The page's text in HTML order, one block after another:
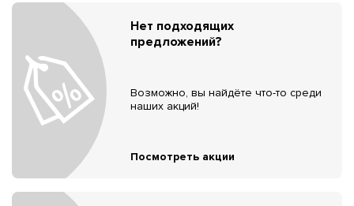
Нет подходящих
предложений?
Возможно, вы найдёте что-то среди
наших акций!
Посмотреть акции